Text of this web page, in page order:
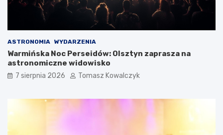
ASTRONOMIA WYDARZENIA
Warmińska Noc Perseidów: Olsztyn zaprasza na
astronomiczne widowisko
7 sierpnia 2026 Tomasz Kowalczyk